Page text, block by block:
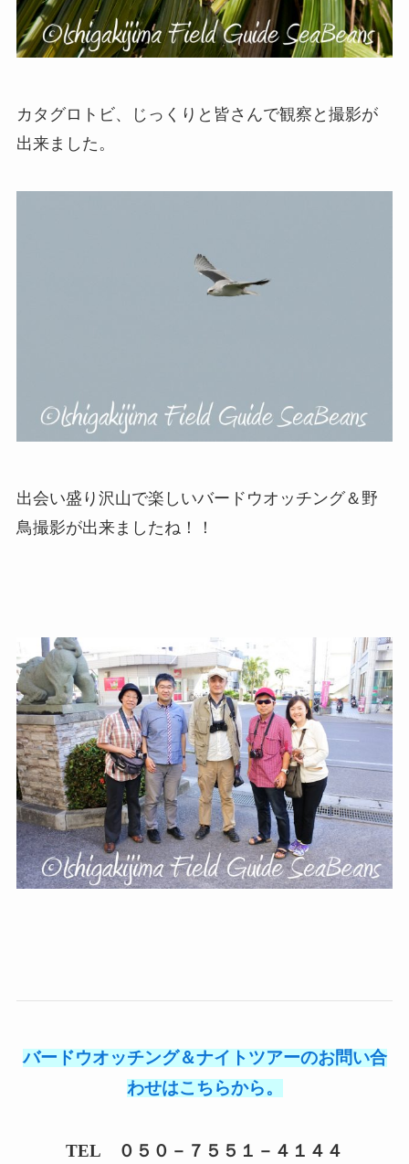
カタグロトビ、じっくりと皆さんで観察と撮影が
出来ました。
出会い盛り沢山で楽しいバードウオッチング＆野
鳥撮影が出来ましたね！！
バードウオッチング＆ナイトツアーのお問い合
わせはこちらから。
TEL ０５０－７５５１－４１４４